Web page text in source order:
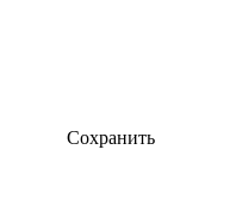
Сохранить